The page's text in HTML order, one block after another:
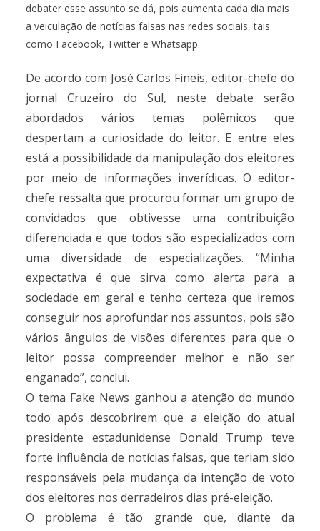
debater esse assunto se dá, pois aumenta cada dia mais
a veiculação de notícias falsas nas redes sociais, tais
como Facebook, Twitter e Whatsapp.
De acordo com José Carlos Fineis, editor-chefe do
jornal Cruzeiro do Sul, neste debate serão
abordados vários temas polêmicos que
despertam a curiosidade do leitor. E entre eles
está a possibilidade da manipulação dos eleitores
por meio de informações inverídicas. O editor-
chefe ressalta que procurou formar um grupo de
convidados que obtivesse uma contribuição
diferenciada e que todos são especializados com
uma diversidade de especializações. “Minha
expectativa é que sirva como alerta para a
sociedade em geral e tenho certeza que iremos
conseguir nos aprofundar nos assuntos, pois são
vários ângulos de visões diferentes para que o
leitor possa compreender melhor e não ser
enganado”, conclui.
O tema Fake News ganhou a atenção do mundo
todo após descobrirem que a eleição do atual
presidente estadunidense Donald Trump teve
forte influência de notícias falsas, que teriam sido
responsáveis pela mudança da intenção de voto
dos eleitores nos derradeiros dias pré-eleição.
O problema é tão grande que, diante da